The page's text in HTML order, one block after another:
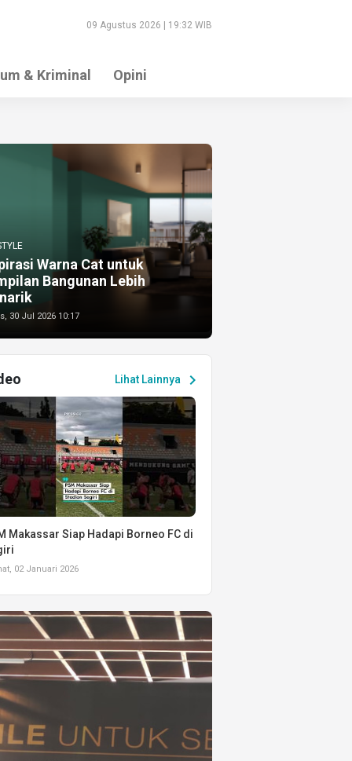
09 Agustus 2026 | 19:32 WIB
& Kriminal Opini
Warna Cat untuk
Bangunan Lebih
30 Jul 2026 10:17
Lihat Lainnya chevron_right
Makassar Siap Hadapi Borneo FC di
02 Januari 2026